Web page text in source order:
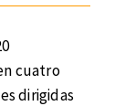
cuatro
dirigidas